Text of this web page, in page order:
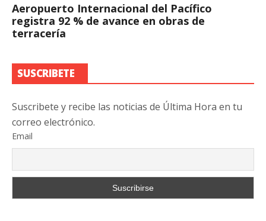
Aeropuerto Internacional del Pacífico
registra 92 % de avance en obras de
terracería
SUSCRIBETE
Suscribete y recibe las noticias de Última Hora en tu
correo electrónico.
Email